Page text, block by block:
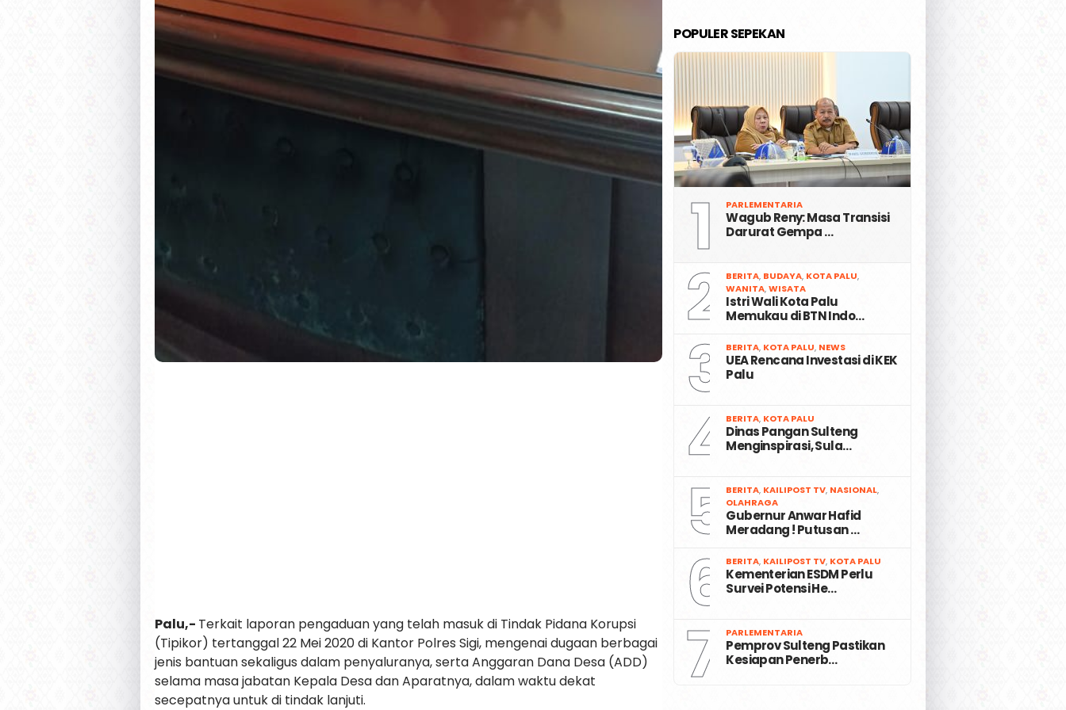
Palu,- Terkait laporan pengaduan yang telah masuk di Tindak Pidana Korupsi
(Tipikor) tertanggal 22 Mei 2020 di Kantor Polres Sigi, mengenai dugaan berbagai
jenis bantuan sekaligus dalam penyaluranya, serta Anggaran Dana Desa (ADD)
selama masa jabatan Kepala Desa dan Aparatnya, dalam waktu dekat
secepatnya untuk di tindak lanjuti.
POPULER SEPEKAN
1 PARLEMENTARIA
Wagub Reny: Masa Transisi
Darurat Gempa …
2 BERITA, BUDAYA, KOTA PALU,
WANITA,WISATA
Istri Wali Kota Palu
Memukau di BTN Indo…
3 BERITA, KOTA PALU, NEWS
UEA Rencana Investasi di KEK
Palu
4 BERITA, KOTA PALU
Dinas Pangan Sulteng
Menginspirasi, Sula…
5 BERITA, KAILIPOST TV, NASIONAL,
OLAHRAGA
Gubernur Anwar Hafid
Meradang ! Putusan …
6 BERITA, KAILIPOST TV, KOTA PALU
Kementerian ESDM Perlu
Survei Potensi He…
7 PARLEMENTARIA
Pemprov Sulteng Pastikan
Kesiapan Penerb…